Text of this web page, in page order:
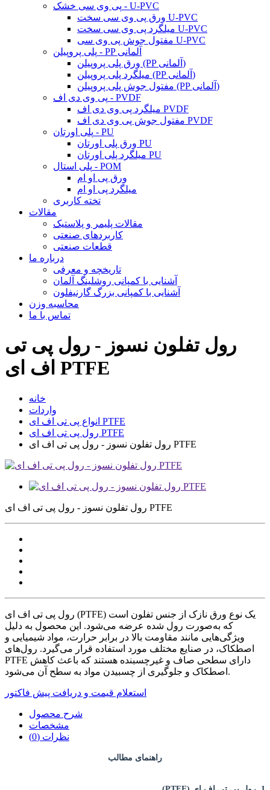
پی وی سی خشک - U-PVC
ورق پی وی سی سخت U-PVC
میلگرد پی وی سی سخت U-PVC
مفتول جوش پی وی سی U-PVC
پلی پروپیلن - PP آلمانی
ورق پلی پروپیلن (PP آلمانی)
میلگرد پلی پروپیلن (PP آلمانی)
مفتول جوش پلی پروپیلن (PP آلمانی)
پی وی دی اف - PVDF
میلگرد پی وی دی اف PVDF
مفتول جوش پی وی دی اف PVDF
پلی اورتان - PU
ورق پلی اورتان PU
میلگرد پلی اورتان PU
پلی استال - POM
ورق پی او ام
میلگرد پی او ام
تخته کاربری
مقالات
مقالات پلیمر و پلاستیک
کاربردهای صنعتی
قطعات صنعتی
درباره ما
تاریخچه و معرفی
آشنایی با کمپانی روشلینگ آلمان
آشنایی با کمپانی بزرگ گارنیفلون
محاسبه وزن
تماس با ما
رول تفلون نسوز - رول پی تی
اف ای PTFE
خانه
واردات
انواع پی تی اف ای PTFE
رول پی تی اف ای PTFE
رول تفلون نسوز - رول پی تی اف ای PTFE
رول تفلون نسوز - رول پی تی اف ای PTFE
رول پی تی اف ای (PTFE) یک نوع ورق نازک از جنس تفلون است
که به‌صورت رول شده عرضه می‌شود. این محصول به دلیل
ویژگی‌هایی مانند مقاومت بالا در برابر حرارت، مواد شیمیایی و
اصطکاک، در صنایع مختلف مورد استفاده قرار می‌گیرد. رول‌های
PTFE دارای سطحی صاف و غیرچسبنده هستند که باعث کاهش
اصطکاک و جلوگیری از چسبیدن مواد به سطح آن می‌شود.
استعلام قیمت و دریافت پیش فاکتور
شرح محصول
مشخصات
نظرات (0)
راهنمای مطالب